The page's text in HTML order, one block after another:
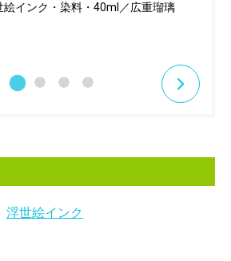
絵インク・染料・40ml／広重瑠璃
浮世絵インク